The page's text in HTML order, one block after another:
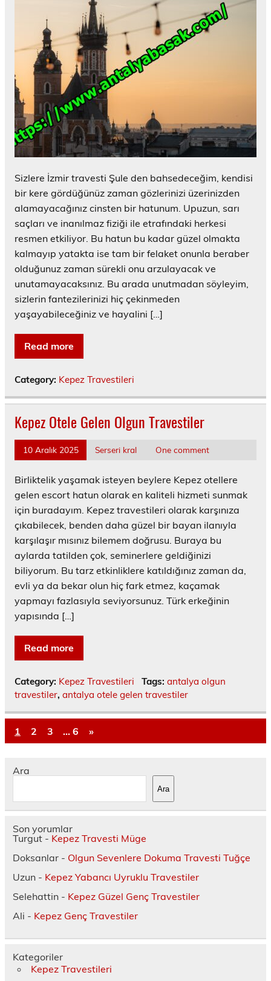
Sizlere İzmir travesti Şule den bahsedeceğim, kendisi
bir kere gördüğünüz zaman gözlerinizi üzerinizden
alamayacağınız cinsten bir hatunum. Upuzun, sarı
saçları ve inanılmaz fiziği ile etrafındaki herkesi
resmen etkiliyor. Bu hatun bu kadar güzel olmakta
kalmayıp yatakta ise tam bir felaket onunla beraber
olduğunuz zaman sürekli onu arzulayacak ve
unutamayacaksınız. Bu arada unutmadan söyleyim,
sizlerin fantezilerinizi hiç çekinmeden
yaşayabileceğiniz ve hayalini […]
Read more
Category: Kepez Travestileri
Kepez Otele Gelen Olgun Travestiler
10 Aralık 2025 Serseri kral One comment
Birliktelik yaşamak isteyen beylere Kepez otellere
gelen escort hatun olarak en kaliteli hizmeti sunmak
için buradayım. Kepez travestileri olarak karşınıza
çıkabilecek, benden daha güzel bir bayan ilanıyla
karşılaşır mısınız bilemem doğrusu. Buraya bu
aylarda tatilden çok, seminerlere geldiğinizi
biliyorum. Bu tarz etkinliklere katıldığınız zaman da,
evli ya da bekar olun hiç fark etmez, kaçamak
yapmayı fazlasıyla seviyorsunuz. Türk erkeğinin
yapısında […]
Read more
Category: Kepez Travestileri Tags: antalya olgun
travestiler, antalya otele gelen travestiler
1 2 3 … 6 »
Ara
Ara
Son yorumlar
Turgut- Kepez Travesti Müge
Doksanlar- Olgun Sevenlere Dokuma Travesti Tuğçe
Uzun- Kepez Yabancı Uyruklu Travestiler
Selehattin- Kepez Güzel Genç Travestiler
Ali - Kepez Genç Travestiler
Kategoriler
Kepez Travestileri